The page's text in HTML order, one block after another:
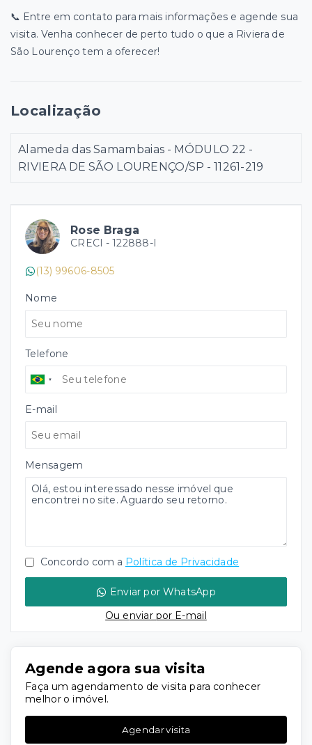
Rose Braga
CRECI - 122888-I
(13) 99606-8505
Nome
Telefone
E-mail
Mensagem
Concordo com a Política de Privacidade
Enviar por WhatsApp
Ou enviar por E-mail
Agende agora sua visita
Faça um agendamento de visita para conhecer
melhor o imóvel.
Agendar visita
📞 Entre em contato para mais informações e agende sua
visita. Venha conhecer de perto tudo o que a Riviera de
São Lourenço tem a oferecer!
Localização
Alameda das Samambaias - MÓDULO 22 -
RIVIERA DE SÃO LOURENÇO/SP - 11261-219